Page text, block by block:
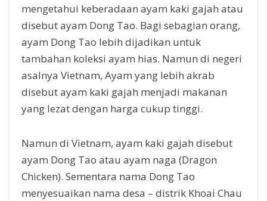
mengetahui keberadaan ayam kaki gajah atau
disebut ayam Dong Tao. Bagi sebagian orang,
ayam Dong Tao lebih dijadikan untuk
tambahan koleksi ayam hias. Namun di negeri
asalnya Vietnam, Ayam yang lebih akrab
disebut ayam kaki gajah menjadi makanan
yang lezat dengan harga cukup tinggi.
Namun di Vietnam, ayam kaki gajah disebut
ayam Dong Tao atau ayam naga (Dragon
Chicken). Sementara nama Dong Tao
menyesuaikan nama desa – distrik Khoai Chau